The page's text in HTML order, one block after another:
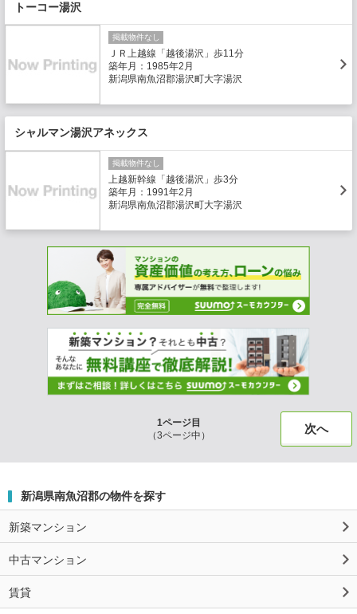
トーコー湯沢
掲載物件なし
ＪＲ上越線「越後湯沢」歩11分
築年月：1985年2月
新潟県南魚沼郡湯沢町大字湯沢
シャルマン湯沢アネックス
掲載物件なし
上越新幹線「越後湯沢」歩3分
築年月：1991年2月
新潟県南魚沼郡湯沢町大字湯沢
1ページ目
（3ページ中）
次へ
新潟県南魚沼郡の物件を探す
新築マンション
中古マンション
賃貸